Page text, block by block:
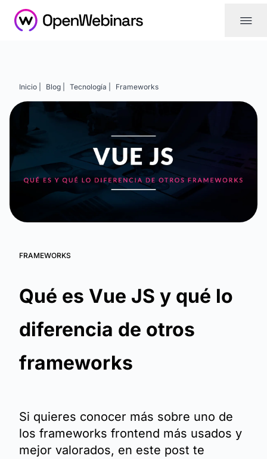
|||
Inicio | Blog | Tecnología | Frameworks
FRAMEWORKS
Qué es Vue JS y qué lo
diferencia de otros
frameworks
Si quieres conocer más sobre uno de
los frameworks frontend más usados y
mejor valorados, en este post te